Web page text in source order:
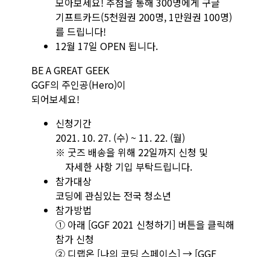
기프트카드(5천원권 200명, 1만원권 100명)
를 드립니다!
12월 17일 OPEN 됩니다.
BE A GREAT GEEK
GGF의 주인공(Hero)이
되어보세요!
신청기간
2021. 10. 27. (수) ~ 11. 22. (월)
※ 굿즈 배송을 위해 22일까지 신청 및
자세한 사항 기입 부탁드립니다.
참가대상
코딩에 관심있는 전국 청소년
참가방법
① 아래 [GGF 2021 신청하기] 버튼을 클릭해
참가 신청
② 디랩온 [나의 코딩 스페이스] → [GGF